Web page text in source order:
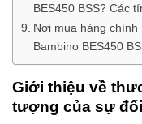
BES450 BSS? Các
Nơi mua hàng chính
Bambino BES450
Giới thiệu về
tượng của sự